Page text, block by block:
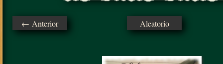
← Anterior Aleatorio